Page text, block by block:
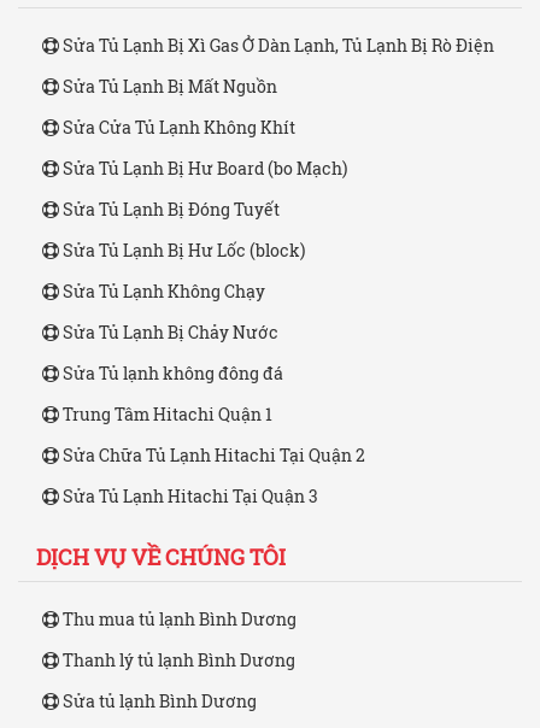
Sửa Tủ Lạnh Bị Xì Gas Ở Dàn Lạnh, Tủ Lạnh Bị Rò Điện
Sửa Tủ Lạnh Bị Mất Nguồn
Sửa Cửa Tủ Lạnh Không Khít
Sửa Tủ Lạnh Bị Hư Board (bo Mạch)
Sửa Tủ Lạnh Bị Đóng Tuyết
Sửa Tủ Lạnh Bị Hư Lốc (block)
Sửa Tủ Lạnh Không Chạy
Sửa Tủ Lạnh Bị Chảy Nước
Sửa Tủ lạnh không đông đá
Trung Tâm Hitachi Quận 1
Sửa Chữa Tủ Lạnh Hitachi Tại Quận 2
Sửa Tủ Lạnh Hitachi Tại Quận 3
DỊCH VỤ VỀ CHÚNG TÔI
Thu mua tủ lạnh Bình Dương
Thanh lý tủ lạnh Bình Dương
Sửa tủ lạnh Bình Dương